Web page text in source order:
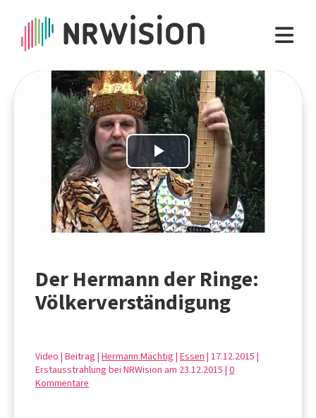
Play
Video
Der Hermann der Ringe:
Völkerverständigung
Video | Beitrag | Hermann Mächtig | Essen | 17.12.2015 |
Erstausstrahlung bei NRWision am 23.12.2015 | 0
Kommentare